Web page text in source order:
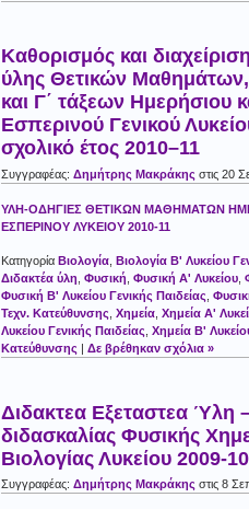
Καθορισμός και
ύλης Θετικών
και Γ΄ τάξεων Ημερήσιου
Εσπερινού Γενικού
σχολικό έτος 2010–11
Συγγραφέας: Δημήτρης Μακράκης στις 20
ΥΛΗ-ΟΔΗΓΙΕΣ ΘΕΤΙΚΩΝ ΜΑΘΗΜΑΤΩΝ
ΕΣΠΕΡΙΝΟΥ ΛΥΚΕΙΟΥ 2010-11
Κατηγορία Βιολογία Βιολογία Β' Λυκείου
Διδακτέα ύλη Φυσική Φυσική Α' Λυκείου
Φυσική Β' Λυκείου Γενικής Παιδείας
Τεχν. Κατεύθυνσης Χημεία Χημεία Α'
Λυκείου Γενικής Παιδείας Χημεία Β'
Κατεύθυνσης | Δε βρέθηκαν σχόλια »
Διδακτεα Εξεταστεα Ύλη
διδασκαλίας Φυσικής
Βιολογίας Λυκείου 2009-10
Συγγραφέας: Δημήτρης Μακράκης στις 8